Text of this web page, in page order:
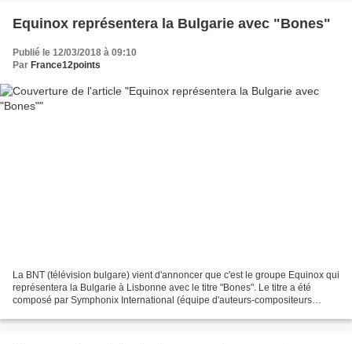
Equinox représentera la Bulgarie avec "Bones"
Publié le 12/03/2018 à 09:10
Par France12points
La BNT (télévision bulgare) vient d'annoncer que c'est le groupe Equinox qui
représentera la Bulgarie à Lisbonne avec le titre "Bones". Le titre a été
composé par Symphonix International (équipe d'auteurs-compositeurs